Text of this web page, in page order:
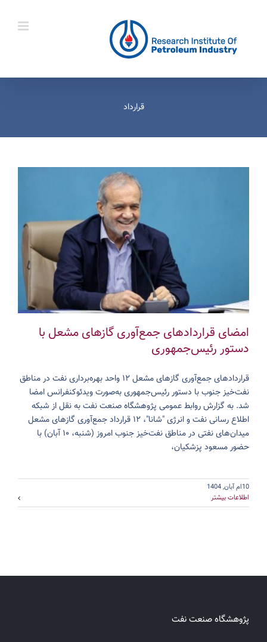
قرارداد
امضای قراردادهای جمع‌آوری گازهای مشعل با
دستور رئیس‌جمهوری
قراردادهای جمع‌آوری گازهای مشعل ۱۲ واحد بهره‌برداری نفت در مناطق
نفت‌خیز جنوب با دستور رئیس‌جمهوری به‌صورت ویدئوکنفرانس امضا
شد. به گزارش روابط عمومی پژوهشگاه صنعت نفت به نقل از شبکه
اطلاع رسانی نفت و انرژی "شانا"، ۱۲ قرارداد جمع‌آوری گازهای مشعل
میدان‌های نفتی در مناطق نفت‌خیز جنوب امروز (شنبه، ۱۰ آبان) با
حضور مسعود پزشکیان،
10ام آبان, 1404
اطلاعات بیشتر
پژوهشگاه صنعت نفت